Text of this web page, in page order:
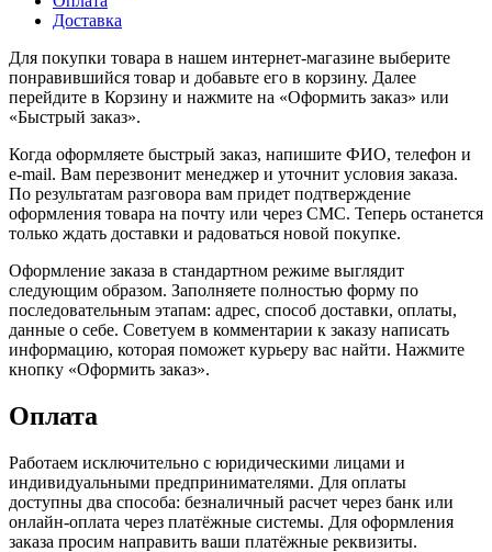
Доставка
Для покупки товара в нашем интернет-магазине выберите
понравившийся товар и добавьте его в корзину. Далее
перейдите в Корзину и нажмите на «Оформить заказ» или
«Быстрый заказ».
Когда оформляете быстрый заказ, напишите ФИО, телефон и
e-mail. Вам перезвонит менеджер и уточнит условия заказа.
По результатам разговора вам придет подтверждение
оформления товара на почту или через СМС. Теперь останется
только ждать доставки и радоваться новой покупке.
Оформление заказа в стандартном режиме выглядит
следующим образом. Заполняете полностью форму по
последовательным этапам: адрес, способ доставки, оплаты,
данные о себе. Советуем в комментарии к заказу написать
информацию, которая поможет курьеру вас найти. Нажмите
кнопку «Оформить заказ».
Оплата
Работаем исключительно с юридическими лицами и
индивидуальными предпринимателями. Для оплаты
доступны два способа: безналичный расчет через банк или
онлайн-оплата через платёжные системы. Для оформления
заказа просим направить ваши платёжные реквизиты.